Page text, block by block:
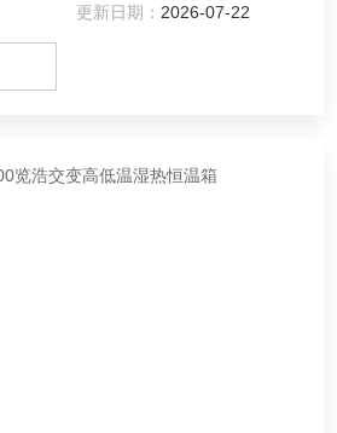
更新日期： 2026-07-22